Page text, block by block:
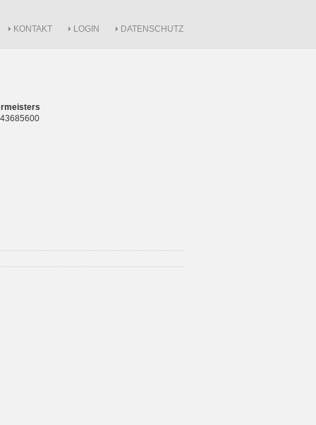
KONTAKT LOGIN DATENSCHUTZ